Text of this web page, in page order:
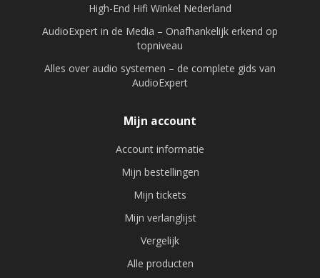
High-End Hifi Winkel Nederland
AudioExpert in de Media – Onafhankelijk erkend op
topniveau
Alles over audio systemen – de complete gids van
AudioExpert
Mijn account
Account informatie
Mijn bestellingen
Mijn tickets
Mijn verlanglijst
Vergelijk
Alle producten